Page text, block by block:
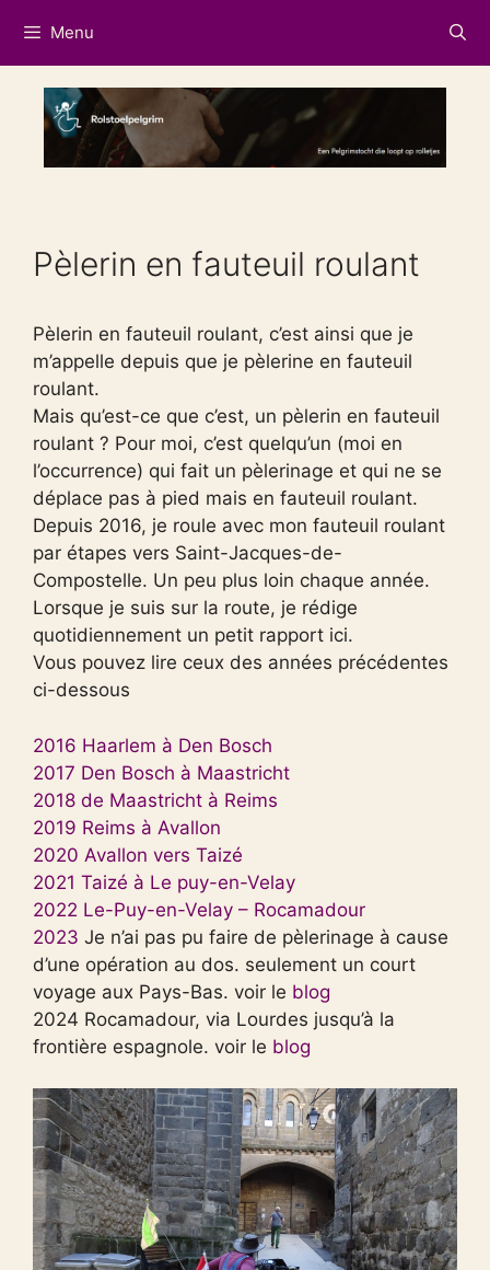
contenu
Menu
Pèlerin en fauteuil roulant
Pèlerin en fauteuil roulant, c’est ainsi que je
m’appelle depuis que je pèlerine en fauteuil
roulant.
Mais qu’est-ce que c’est, un pèlerin en fauteuil
roulant ? Pour moi, c’est quelqu’un (moi en
l’occurrence) qui fait un pèlerinage et qui ne se
déplace pas à pied mais en fauteuil roulant.
Depuis 2016, je roule avec mon fauteuil roulant
par étapes vers Saint-Jacques-de-
Compostelle. Un peu plus loin chaque année.
Lorsque je suis sur la route, je rédige
quotidiennement un petit rapport ici.
Vous pouvez lire ceux des années précédentes
ci-dessous
2016 Haarlem à Den Bosch
2017 Den Bosch à Maastricht
2018 de Maastricht à Reims
2019 Reims à Avallon
2020 Avallon vers Taizé
2021 Taizé à Le puy-en-Velay
2022 Le-Puy-en-Velay – Rocamadour
2023 Je n’ai pas pu faire de pèlerinage à cause
d’une opération au dos. seulement un court
voyage aux Pays-Bas. voir le blog
2024 Rocamadour, via Lourdes jusqu’à la
frontière espagnole. voir le blog